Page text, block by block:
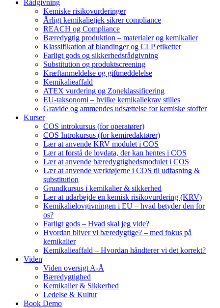
Rådgivning
Kemiske risikovurderinger
Årligt kemikalietjek sikrer compliance
REACH og Compliance
Bæredygtig produktion – materialer og kemikalier
Klassifikation af blandinger og CLP etiketter
Farligt gods og sikkerhedsrådgivning
Substitution og produktscreening
Kræftanmeldelse og giftmeddelelse
Kemikalieaffald
ATEX vurdering og Zoneklassificering
EU-taksonomi – hvilke kemikaliekrav stilles
Gravide og ammendes udsættelse for kemiske stoffer
Kurser
COS introkursus (for operatører)
COS Introkursus (for kemiredaktører)
Lær at anvende KRV modulet i COS
Lær at forstå de lovdata, der kan hentes i COS
Lær at anvende bæredygtighedsmodulet i COS
Lær at anvende værktøjerne i COS til udfasning &
substitution
Grundkursus i kemikalier & sikkerhed
Lær at udarbejde en kemisk risikovurdering (KRV)
Kemikalielovgivningen i EU – hvad betyder den for
os?
Farligt gods – Hvad skal jeg vide?
Hvordan bliver vi bæredygtige? – med fokus på
kemikalier
Kemikalieaffald – Hvordan håndterer vi det korrekt?
Viden
Viden oversigt A-Å
Bæredygtighed
Kemikalier & Sikkerhed
Ledelse & Kultur
Book Demo